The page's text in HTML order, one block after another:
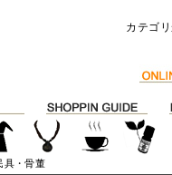
カテゴ
具・骨董